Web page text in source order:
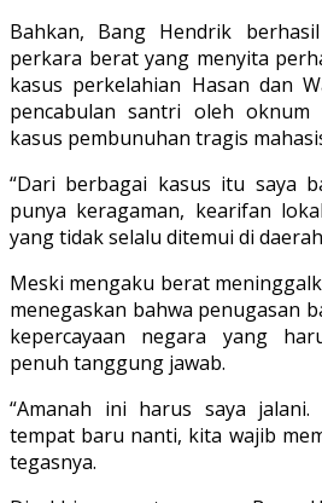
Bahkan, Bang Hendrik
perkara berat yang menyita
kasus perkelahian Hasan dan
pencabulan santri oleh
kasus pembunuhan tragis
“Dari berbagai kasus itu saya
punya keragaman, kearifan
yang tidak selalu ditemui di
Meski mengaku berat
menegaskan bahwa penugasan
kepercayaan negara yang
penuh tanggung jawab.
“Amanah ini harus saya
tempat baru nanti, kita wajib
tegasnya.